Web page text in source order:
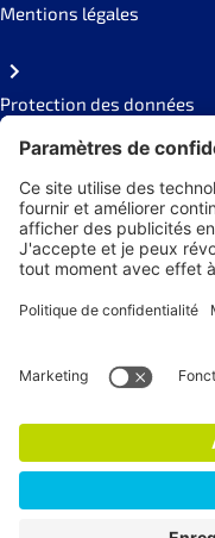
Mentions légales
Protection des données
Code of conduct
Social Links
Newsletter